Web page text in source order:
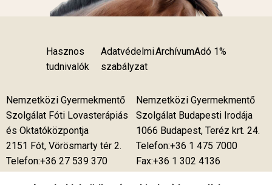
Hasznos
tudnivalók
Adatvédelmi
szabályzat
ArchívumAdó 1%
Nemzetközi Gyermekmentő
Szolgálat Fóti Lovasterápiás
és Oktatóközpontja
2151 Fót, Vörösmarty tér 2.
Telefon:+36 27 539 370
Nemzetközi Gyermekmentő
Szolgálat Budapesti Irodája
1066 Budapest, Teréz krt. 24.
Telefon:+36 1 475 7000
Fax:+36 1 302 4136